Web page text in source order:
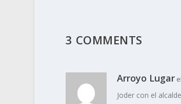
3 COMMENTS
Arroyo Lugar
Joder con el